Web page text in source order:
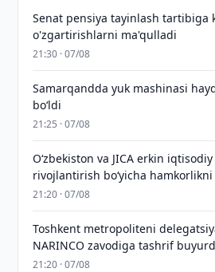
Senat pensiya tayinlash tartibiga
o'zgartirishlarni ma'qulladi
21:30 · 07/08
Samarqandda yuk mashinasi
bo‘ldi
21:25 · 07/08
Oʻzbekiston va JICA erkin
rivojlantirish boʻyicha
21:20 · 07/08
Toshkent metropoliteni
NARINCO zavodiga tashrif
21:20 · 07/08